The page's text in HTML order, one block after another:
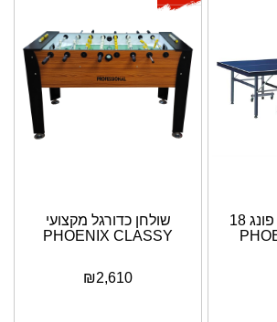
שולחן טניס פינג פונג 18
שולחן כדורגל מקצועי
PHOENIX CLASSY
₪2,610